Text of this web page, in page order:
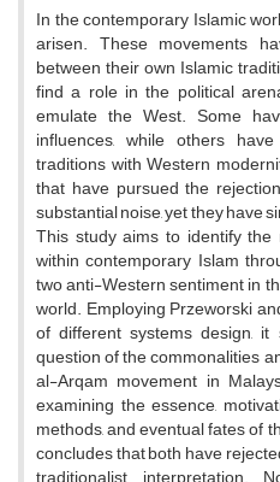
In the contemporary Islamic
arisen. These movements
between their own Islamic
find a role in the political
emulate the West. Some
influences, while others
traditions with Western
that have pursued the
substantial noise, yet they have
This study aims to identify
within contemporary Islam
two anti-Western sentiment in
world. Employing Przeworski
of different systems design,
question of the commonalities
al-Arqam movement in
examining the essence,
methods, and eventual fates of
concludes that both have